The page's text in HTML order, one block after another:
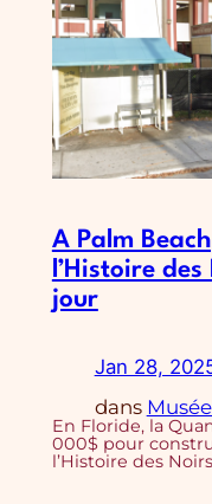
A Palm
l’Histoire
jour
Jan 28,
dans
En Floride, la
000$ pour
l’Histoire des Noirs